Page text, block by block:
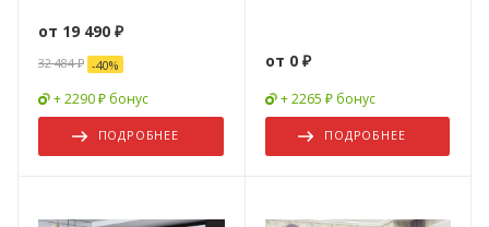
от 19 490 ₽
32 484 ₽ -40%
+ 2290 ₽ бонус
ПОДРОБНЕЕ
от 0 ₽
+ 2265 ₽ бонус
ПОДРОБНЕЕ